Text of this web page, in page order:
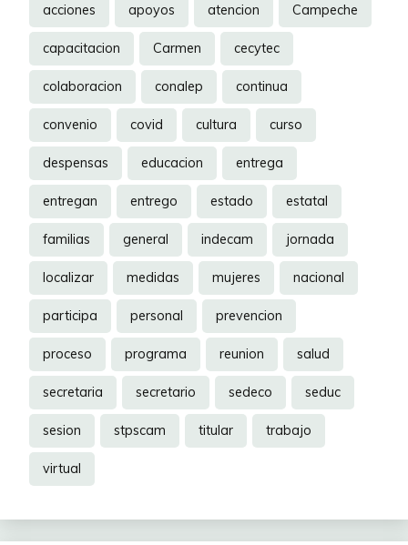
acciones apoyos atencion Campeche
capacitacion Carmen cecytec
colaboracion conalep continua
convenio covid cultura curso
despensas educacion entrega
entregan entrego estado estatal
familias general indecam jornada
localizar medidas mujeres nacional
participa personal prevencion
proceso programa reunion salud
secretaria secretario sedeco seduc
sesion stpscam titular trabajo
virtual